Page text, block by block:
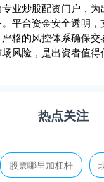
业炒股配资门户，
平台资金安全透明
格的风控体系确保
风险，是出资者值得
热点关注
股票哪里加杠杆